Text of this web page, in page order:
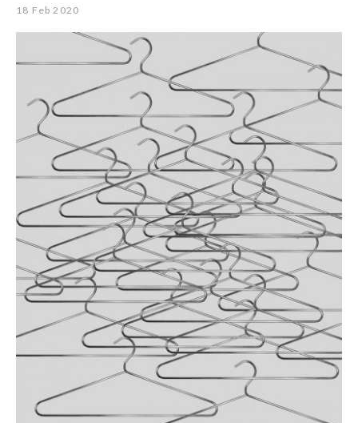
18 Feb 2020